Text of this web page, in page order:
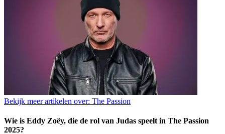
Bekijk meer artikelen over: The Passion
Wie is Eddy Zoëy, die de rol van Judas speelt in The Passion
2025?